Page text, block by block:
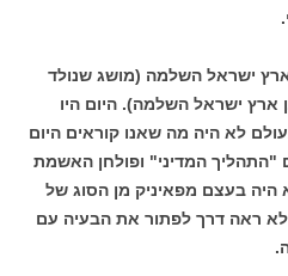
ישראל השלמה (מושג שנולד
ישראל השלמה). היום היו
לא היה מה שאנו קוראים היום
המדיני" ופולחן האשמת
בעצם מפאיניק מן הסוג של
ראה דרך לפתור את הבעיה עם